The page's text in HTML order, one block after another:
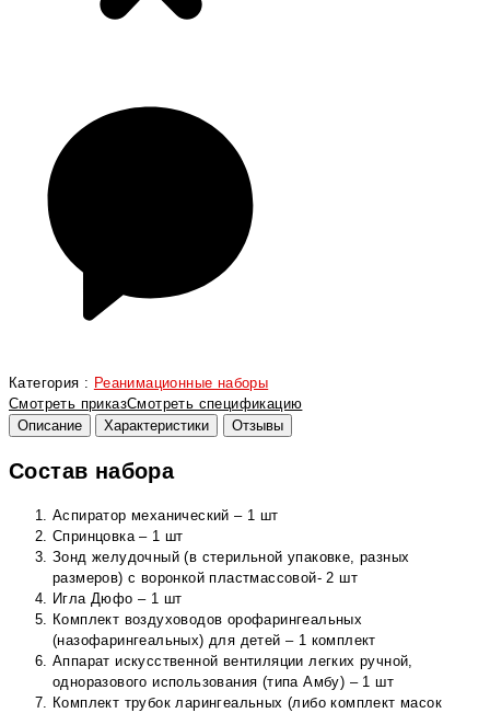
Категория : Реанимационные наборы
Смотреть приказСмотреть спецификацию
Описание
Характеристики Отзывы
Состав набора
Аспиратор механический – 1 шт
Спринцовка – 1 шт
Зонд желудочный (в стерильной упаковке, разных
размеров) с воронкой пластмассовой- 2 шт
Игла Дюфо – 1 шт
Комплект воздуховодов орофарингеальных
(назофарингеальных) для детей – 1 комплект
Аппарат искусственной вентиляции легких ручной,
одноразового использования (типа Амбу) – 1 шт
Комплект трубок ларингеальных (либо комплект масок